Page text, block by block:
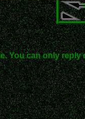
You can only